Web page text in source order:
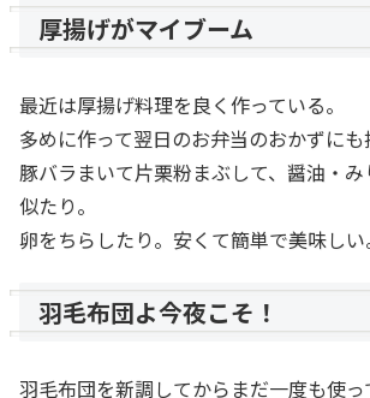
厚揚げがマイブーム
最近は厚揚げ料理を良く作っている。
多めに作って翌日のお弁当のおかずにも
豚バラまいて片栗粉まぶして、醤油・
似たり。
卵をちらしたり。安くて簡単で美味しい
羽毛布団よ今夜こそ！
羽毛布団を新調してからまだ一度も使っ